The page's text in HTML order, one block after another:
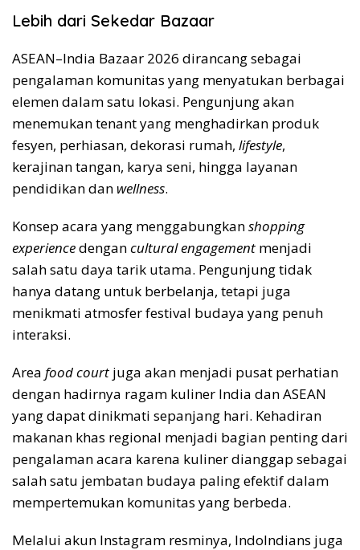
Lebih dari Sekedar Bazaar
ASEAN–India Bazaar 2026 dirancang sebagai
pengalaman komunitas yang menyatukan berbagai
elemen dalam satu lokasi. Pengunjung akan
menemukan tenant yang menghadirkan produk
fesyen, perhiasan, dekorasi rumah, lifestyle,
kerajinan tangan, karya seni, hingga layanan
pendidikan dan wellness.
Konsep acara yang menggabungkanshopping
experiencedengancultural engagement menjadi
salah satu daya tarik utama. Pengunjung tidak
hanya datang untuk berbelanja, tetapi juga
menikmati atmosfer festival budaya yang penuh
interaksi.
Area food court juga akan menjadi pusat perhatian
dengan hadirnya ragam kuliner India dan ASEAN
yang dapat dinikmati sepanjang hari. Kehadiran
makanan khas regional menjadi bagian penting dari
pengalaman acara karena kuliner dianggap sebagai
salah satu jembatan budaya paling efektif dalam
mempertemukan komunitas yang berbeda.
Melalui akun Instagram resminya, IndoIndians juga